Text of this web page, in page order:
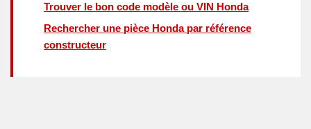
Trouver le bon code modèle ou VIN Honda
Rechercher une pièce Honda par référence
constructeur